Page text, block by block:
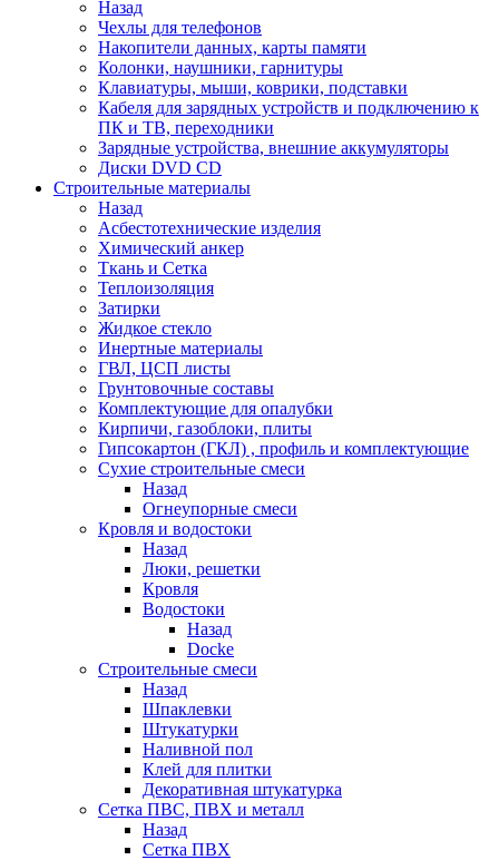
Назад
Чехлы для телефонов
Накопители данных, карты памяти
Колонки, наушники, гарнитуры
Клавиатуры, мыши, коврики, подставки
Кабеля для зарядных устройств и подключению к
ПК и ТВ, переходники
Зарядные устройства, внешние аккумуляторы
Диски DVD CD
Строительные материалы
Назад
Асбестотехнические изделия
Химический анкер
Ткань и Сетка
Теплоизоляция
Затирки
Жидкое стекло
Инертные материалы
ГВЛ, ЦСП листы
Грунтовочные составы
Комплектующие для опалубки
Кирпичи, газоблоки, плиты
Гипсокартон (ГКЛ) , профиль и комплектующие
Сухие строительные смеси
Назад
Огнеупорные смеси
Кровля и водостоки
Назад
Люки, решетки
Кровля
Водостоки
Назад
Docke
Строительные смеси
Назад
Шпаклевки
Штукатурки
Наливной пол
Клей для плитки
Декоративная штукатурка
Сетка ПВС, ПВХ и металл
Назад
Сетка ПВХ